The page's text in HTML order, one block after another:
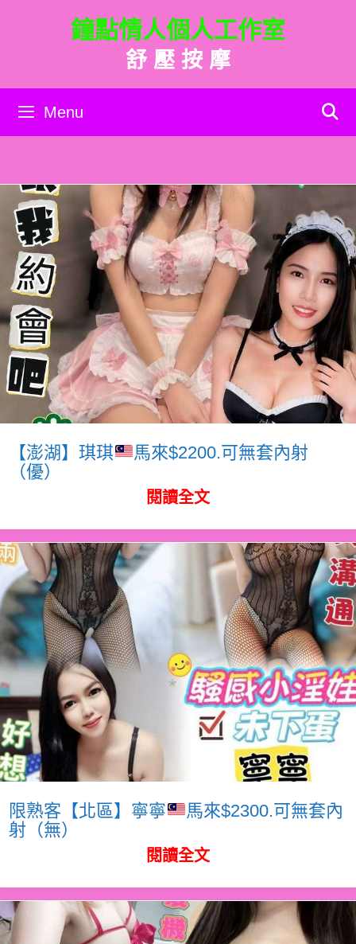
內
鐘點情人個人工作室
舒 壓 按 摩
Menu
【澎湖】琪琪
馬來$2200.可無套內射
（優）
閱讀全文
限熟客【北區】寧寧
馬來$2300.可無套內
射（無）
閱讀全文